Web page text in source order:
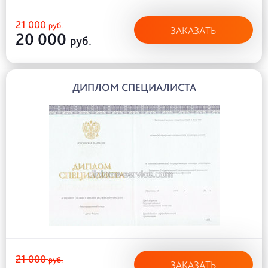
21 000руб.
20 000 руб.
ЗАКАЗАТЬ
ДИПЛОМ СПЕЦИАЛИСТА
21 000руб. ЗАКАЗАТЬ